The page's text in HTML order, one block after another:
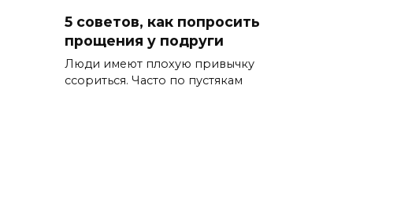
5 советов, как попросить
прощения у подруги
Люди имеют плохую привычку
ссориться. Часто по пустякам